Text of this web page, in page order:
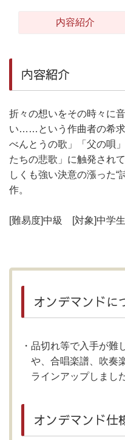
内容紹介
内容紹介
折々の想いをその時々に
い……という作曲者の希
べんとうの歌」「父の唄
たちの悲歌」に触発され
しくも強い決意の漲った“
作。
[難易度]中級 [対象]中学
オンデマンドに
品切れ等で入手が難
や、合唱楽譜、吹奏
ラインアップしまし
オンデマンド仕